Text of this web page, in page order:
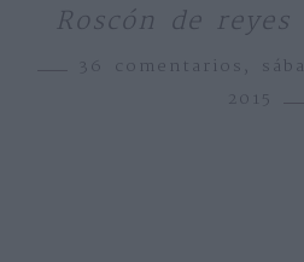
Roscón de
36 comentarios,
2015